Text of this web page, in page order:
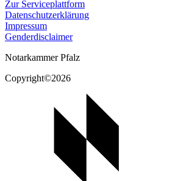
Zur Serviceplattform
Datenschutzerklärung
Impressum
Genderdisclaimer
Notarkammer Pfalz
Copyright©2026